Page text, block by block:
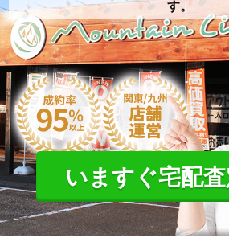
す。
いますぐ宅配